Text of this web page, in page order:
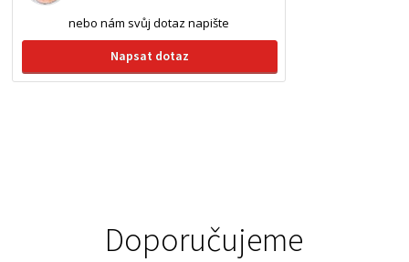
nebo nám svůj dotaz napište
Napsat dotaz
Doporučujeme